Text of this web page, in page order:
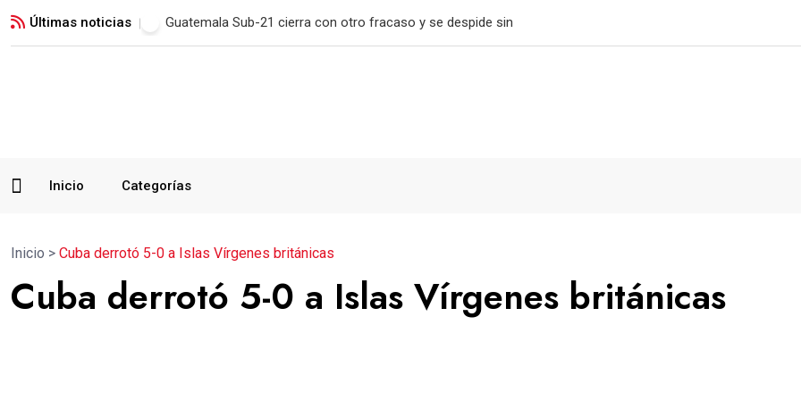
Últimas noticias Municipal remonta en San Marcos y mantiene el paso perfecto
Inicio Categorías
Inicio > Cuba derrotó 5-0 a Islas Vírgenes británicas
Cuba derrotó 5-0 a Islas Vírgenes británicas